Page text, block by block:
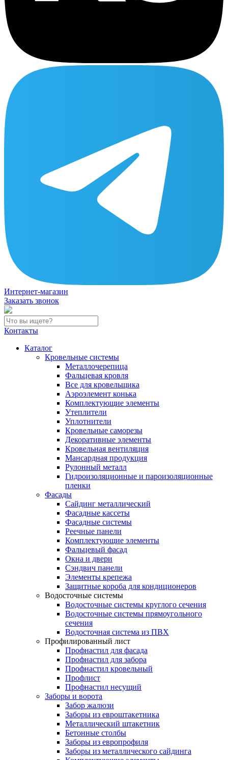
Интернет-магазин
Заказать звонок
Контакты
Каталог
Кровельные системы
Металлочерепица
Фальцевая кровля
Все для кровельщика
Аэроэлемент конька
Комплектующие элементы
Утеплители
Уплотнители
Кровельные саморезы
Декоративные элементы
Кровельная вентиляция
Мансардная продукция
Рулонный металл
Гидроизоляционные и пароизоляционные
пленки
Фасады
Сайдинг металлический
Фасадные кассеты
Фасадные системы
Реечные панели
Комплектующие элементы
Фальцевый фасад
Окна и двери
Сэндвич панели
Элементы крепежа
Защитные короба для кондиционеров
Водосточные системы
Водосточные системы круглого сечения
Водосточные системы прямоугольного
сечения
Водосточная система из ПВХ
Профилированный лист
Профнастил для фасада
Профнастил для забора
Профнастил кровельный
Профлист
Профнастил несущий
Заборы и ворота
Забор жалюзи
Заборы из евроштакетника
Металлический штакетник
Бетонные столбы
Заборы из европрофиля
Заборы из металлического сайдинга